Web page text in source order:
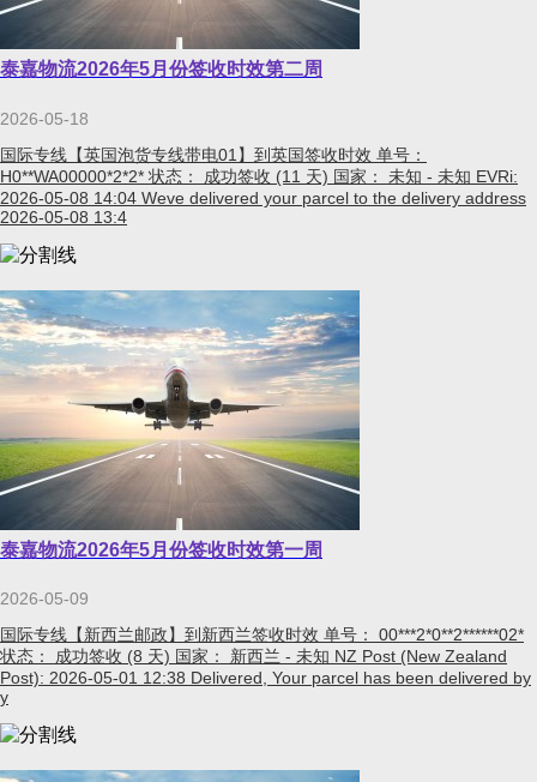
泰嘉物流2026年5月份签收时效第二周
2026-05-18
国际专线【英国泡货专线带电01】到英国签收时效 单号：
H0**WA00000*2*2* 状态： 成功签收 (11 天) 国家： 未知 - 未知 EVRi:
2026-05-08 14:04 Weve delivered your parcel to the delivery address
2026-05-08 13:4
泰嘉物流2026年5月份签收时效第一周
2026-05-09
国际专线【新西兰邮政】到新西兰签收时效 单号： 00***2*0**2******02*
状态： 成功签收 (8 天) 国家： 新西兰 - 未知 NZ Post (New Zealand
Post): 2026-05-01 12:38 Delivered, Your parcel has been delivered by
y